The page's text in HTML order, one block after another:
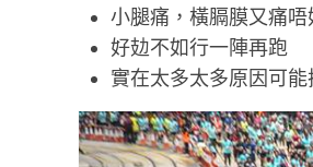
小腿痛，橫膈膜又痛唔
好攰不如行一陣再跑
實在太多太多原因可